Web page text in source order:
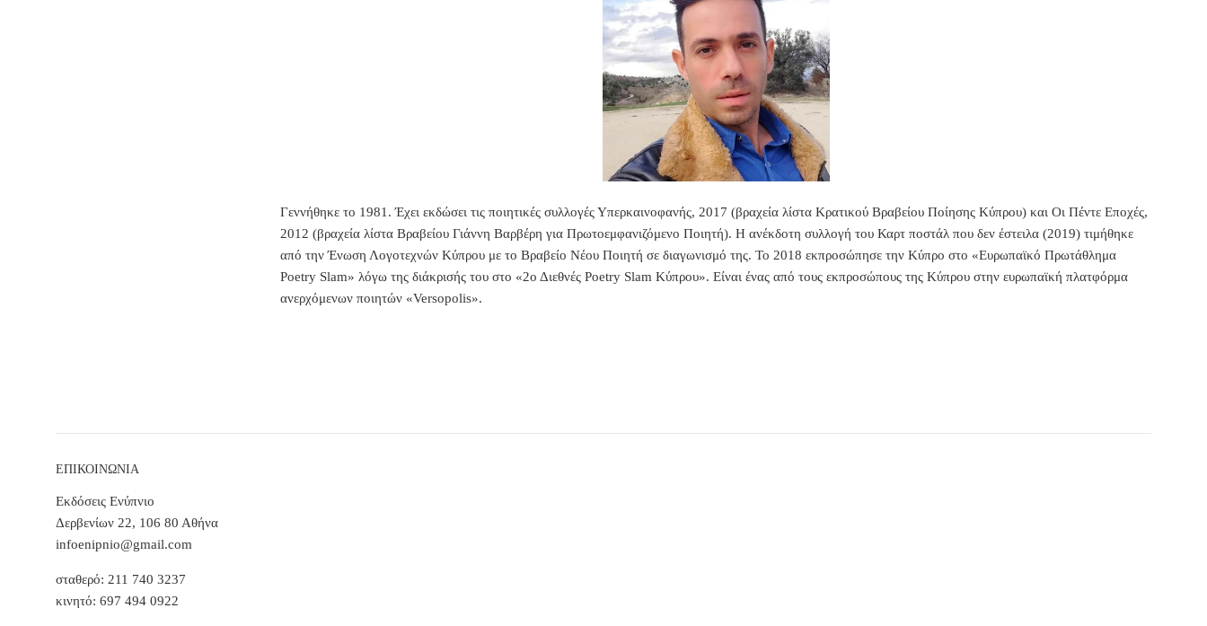
Γεννήθηκε το 1981. Έχει εκδώσει τις ποιητικές συλλογές Υπερκαινοφανής, 2017 (βραχεία λίστα Κρατικού Βραβείου Ποίησης Κύπρου) και Οι Πέντε Εποχές,
2012 (βραχεία λίστα Bραβείου Γιάννη Βαρβέρη για Πρωτοεμφανιζόμενο Ποιητή). Η ανέκδοτη συλλογή του Καρτ ποστάλ που δεν έστειλα (2019) τιμήθηκε
από την Ένωση Λογοτεχνών Κύπρου με το Βραβείο Νέου Ποιητή σε διαγωνισμό της. Το 2018 εκπροσώπησε την Κύπρο στο «Ευρωπαϊκό Πρωτάθλημα
Poetry Slam» λόγω της διάκρισής του στο «2ο Διεθνές Poetry Slam Κύπρου». Είναι ένας από τους εκπροσώπους της Κύπρου στην ευρωπαϊκή πλατφόρμα
ανερχόμενων ποιητών «Versopolis».
ΕΠΙΚΟΙΝΩΝΙΑ
Εκδόσεις Ενύπνιο
Δερβενίων 22, 106 80 Αθήνα
infoenipnio@gmail.com
σταθερό: 211 740 3237
κινητό: 697 494 0922